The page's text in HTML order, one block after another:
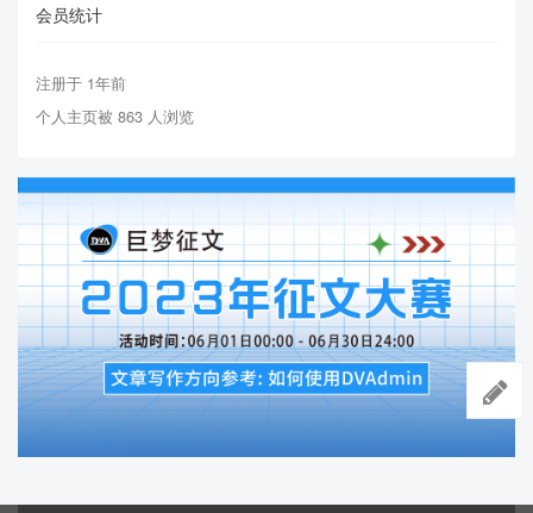
会员统计
注册于 1年前
个人主页被 863 人浏览